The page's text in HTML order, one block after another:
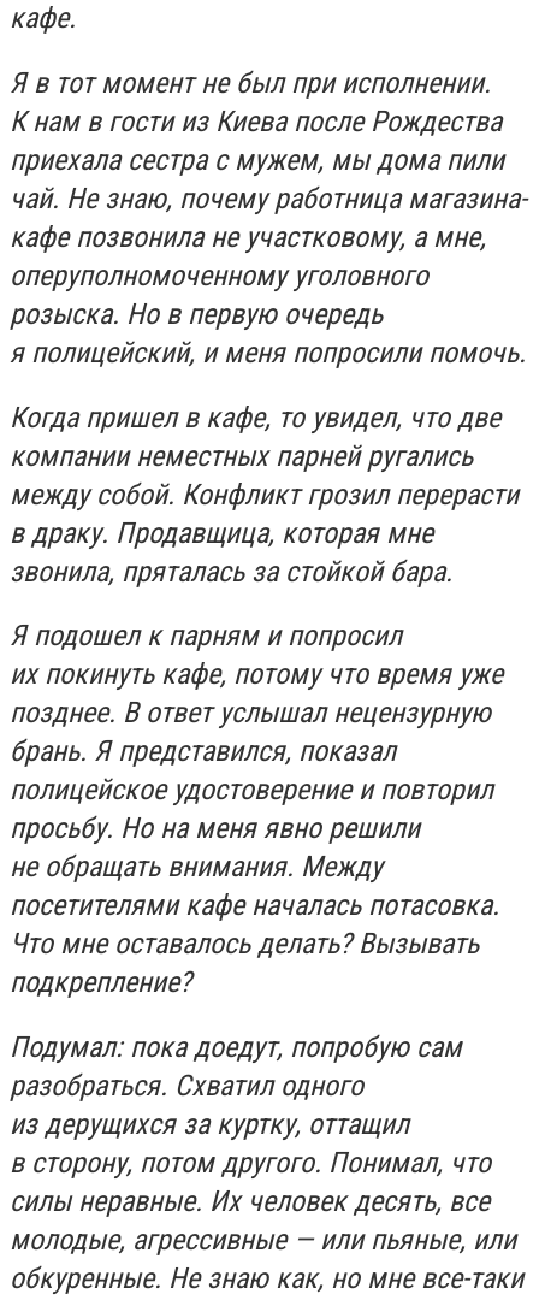
кафе.
Я в тот момент не был при исполнении.
К нам в гости из Киева после Рождества
приехала сестра с мужем, мы дома пили
чай. Не знаю, почему работница магазина-
кафе позвонила не участковому, а мне,
оперуполномоченному уголовного
розыска. Но в первую очередь
я полицейский, и меня попросили помочь.
Когда пришел в кафе, то увидел, что две
компании неместных парней ругались
между собой. Конфликт грозил перерасти
в драку. Продавщица, которая мне
звонила, пряталась за стойкой бара.
Я подошел к парням и попросил
их покинуть кафе, потому что время уже
позднее. В ответ услышал нецензурную
брань. Я представился, показал
полицейское удостоверение и повторил
просьбу. Но на меня явно решили
не обращать внимания. Между
посетителями кафе началась потасовка.
Что мне оставалось делать? Вызывать
подкрепление?
Подумал: пока доедут, попробую сам
разобраться. Схватил одного
из дерущихся за куртку, оттащил
в сторону, потом другого. Понимал, что
силы неравные. Их человек десять, все
молодые, агрессивные — или пьяные, или
обкуренные. Не знаю как, но мне все-таки